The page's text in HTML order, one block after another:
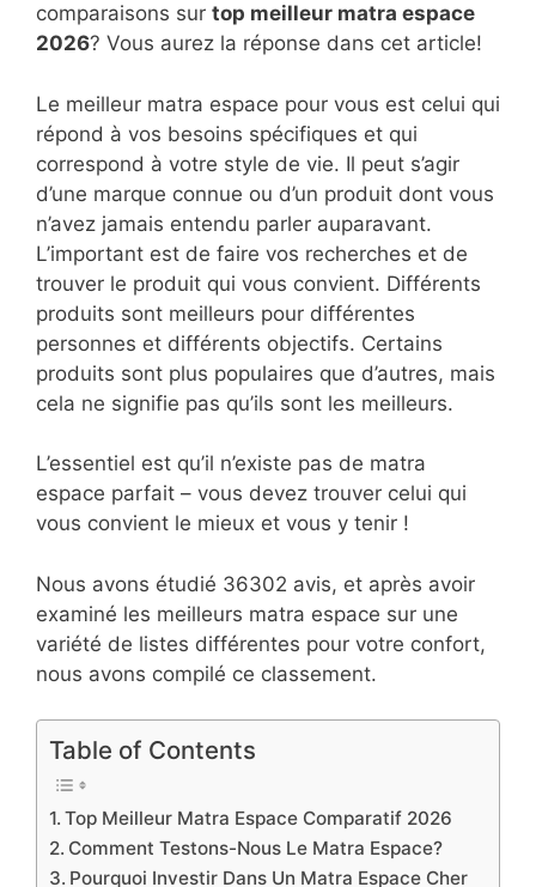
comparaisons sur top meilleur matra espace
2026? Vous aurez la réponse dans cet article!
Le meilleur matra espace pour vous est celui qui
répond à vos besoins spécifiques et qui
correspond à votre style de vie. Il peut s’agir
d’une marque connue ou d’un produit dont vous
n’avez jamais entendu parler auparavant.
L’important est de faire vos recherches et de
trouver le produit qui vous convient. Différents
produits sont meilleurs pour différentes
personnes et différents objectifs. Certains
produits sont plus populaires que d’autres, mais
cela ne signifie pas qu’ils sont les meilleurs.
L’essentiel est qu’il n’existe pas de matra
espace parfait – vous devez trouver celui qui
vous convient le mieux et vous y tenir !
Nous avons étudié 36302 avis, et après avoir
examiné les meilleurs matra espace sur une
variété de listes différentes pour votre confort,
nous avons compilé ce classement.
Table of Contents
Top Meilleur Matra Espace Comparatif 2026
Comment Testons-Nous Le Matra Espace?
Pourquoi Investir Dans Un Matra Espace Cher